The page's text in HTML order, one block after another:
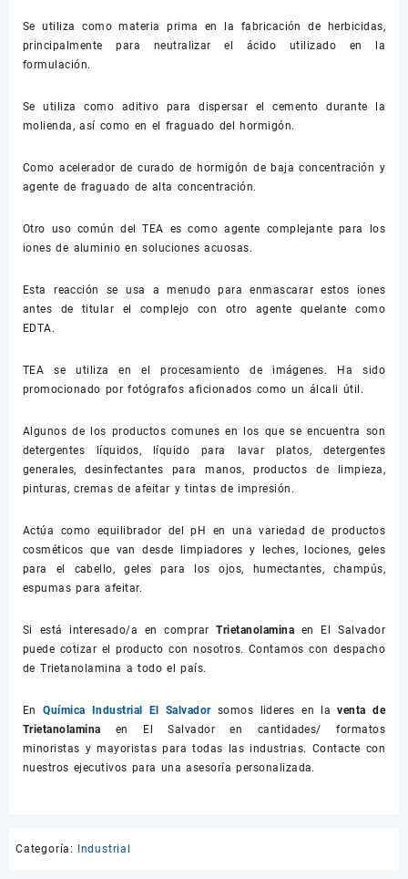
Se utiliza como materia prima en la fabricación de herbicidas,
principalmente para neutralizar el ácido utilizado en la
formulación.
Se utiliza como aditivo para dispersar el cemento durante la
molienda, así como en el fraguado del hormigón.
Como acelerador de curado de hormigón de baja concentración y
agente de fraguado de alta concentración.
Otro uso común del TEA es como agente complejante para los
iones de aluminio en soluciones acuosas.
Esta reacción se usa a menudo para enmascarar estos iones
antes de titular el complejo con otro agente quelante como
EDTA.
TEA se utiliza en el procesamiento de imágenes. Ha sido
promocionado por fotógrafos aficionados como un álcali útil.
Algunos de los productos comunes en los que se encuentra son
detergentes líquidos, líquido para lavar platos, detergentes
generales, desinfectantes para manos, productos de limpieza,
pinturas, cremas de afeitar y tintas de impresión.
Actúa como equilibrador del pH en una variedad de productos
cosméticos que van desde limpiadores y leches, lociones, geles
para el cabello, geles para los ojos, humectantes, champús,
espumas para afeitar.
Si está interesado/a en comprar Trietanolamina en El Salvador
puede cotizar el producto con nosotros. Contamos con despacho
de Trietanolamina a todo el país.
EnQuímica Industrial El Salvadorsomos lideres en laventa de
Trietanolamina en El Salvador en cantidades/ formatos
minoristas y mayoristas para todas las industrias. Contacte con
nuestros ejecutivos para una asesoría personalizada.
Categoría: Industrial